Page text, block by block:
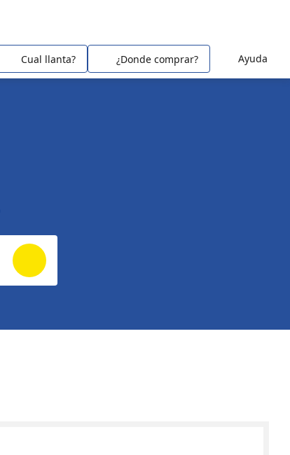
Ayuda
Cual llanta? ¿Donde comprar?